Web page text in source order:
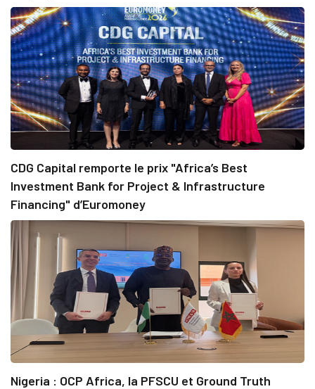
CDG Capital remporte le prix "Africa’s Best
Investment Bank for Project & Infrastructure
Financing" d’Euromoney
Nigeria : OCP Africa, la PFSCU et Ground Truth